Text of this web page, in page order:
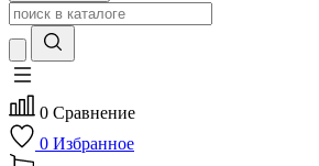
0 Сравнение
0 Избранное